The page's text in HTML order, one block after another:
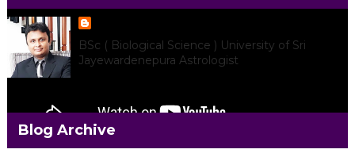
BSc ( Biological Science ) University of Sri
Jayewardenepura Astrologist
Blog Archive